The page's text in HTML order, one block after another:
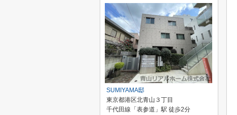
SUMIYAMA邸
東京都港区北青山３丁目
千代田線「表参道」駅 徒歩2分